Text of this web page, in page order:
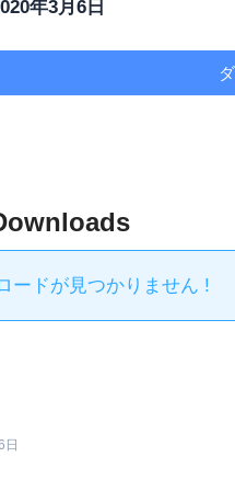
年3月6日
ードが見つかりません !
日